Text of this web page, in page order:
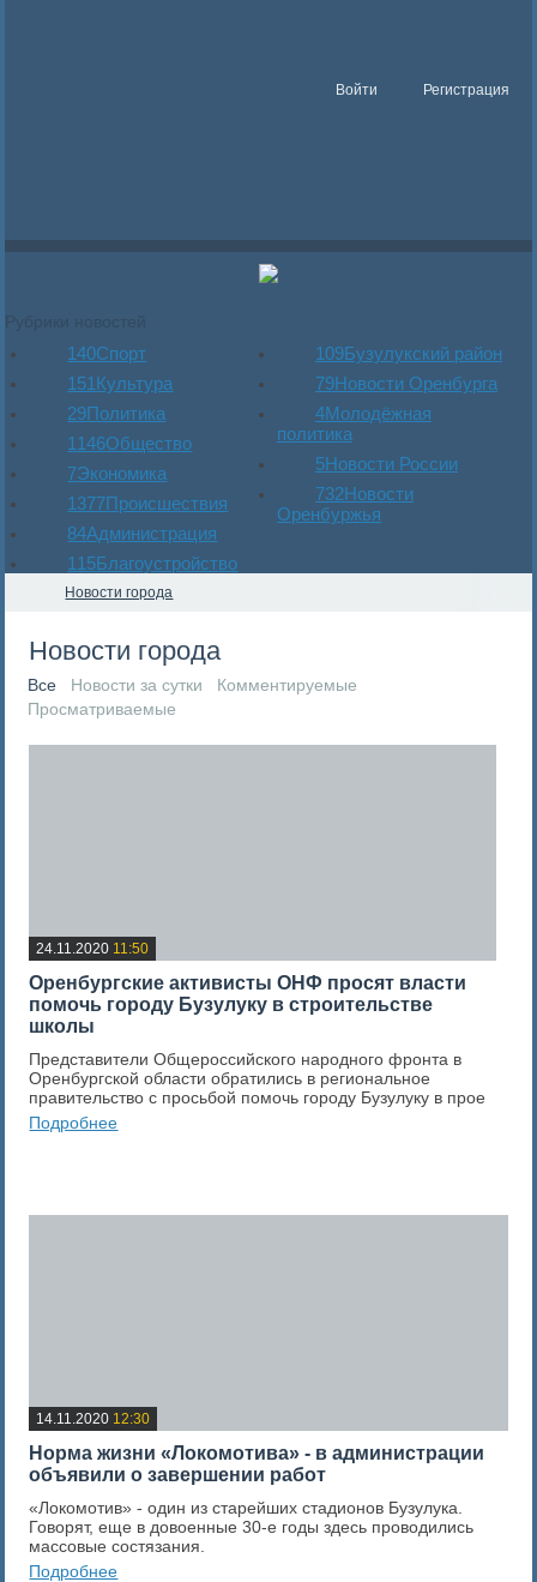
Войти Регистрация
Рубрики новостей
140Спорт
151 Культура
29Политика
1146Общество
7Экономика
1377Происшествия
84Администрация
115Благоустройство
109Бузулукский район
79Новости Оренбурга
4Молодёжная
политика
5Новости России
732Новости
Оренбуржья
Новости города
Новости города
Все Новости за сутки
Комментируемые
Просматриваемые
24.11.2020 11:50
Оренбургские активисты ОНФ просят власти
помочь городу Бузулуку в строительстве
школы
Представители Общероссийского народного фронта в
Оренбургской области обратились в региональное
правительство с просьбой помочь городу Бузулуку в прое
Подробнее
14.11.2020 12:30
Норма жизни «Локомотива» - в администрации
объявили о завершении работ
«Локомотив» - один из старейших стадионов Бузулука.
Говорят, еще в довоенные 30-е годы здесь проводились
массовые состязания.
Подробнее